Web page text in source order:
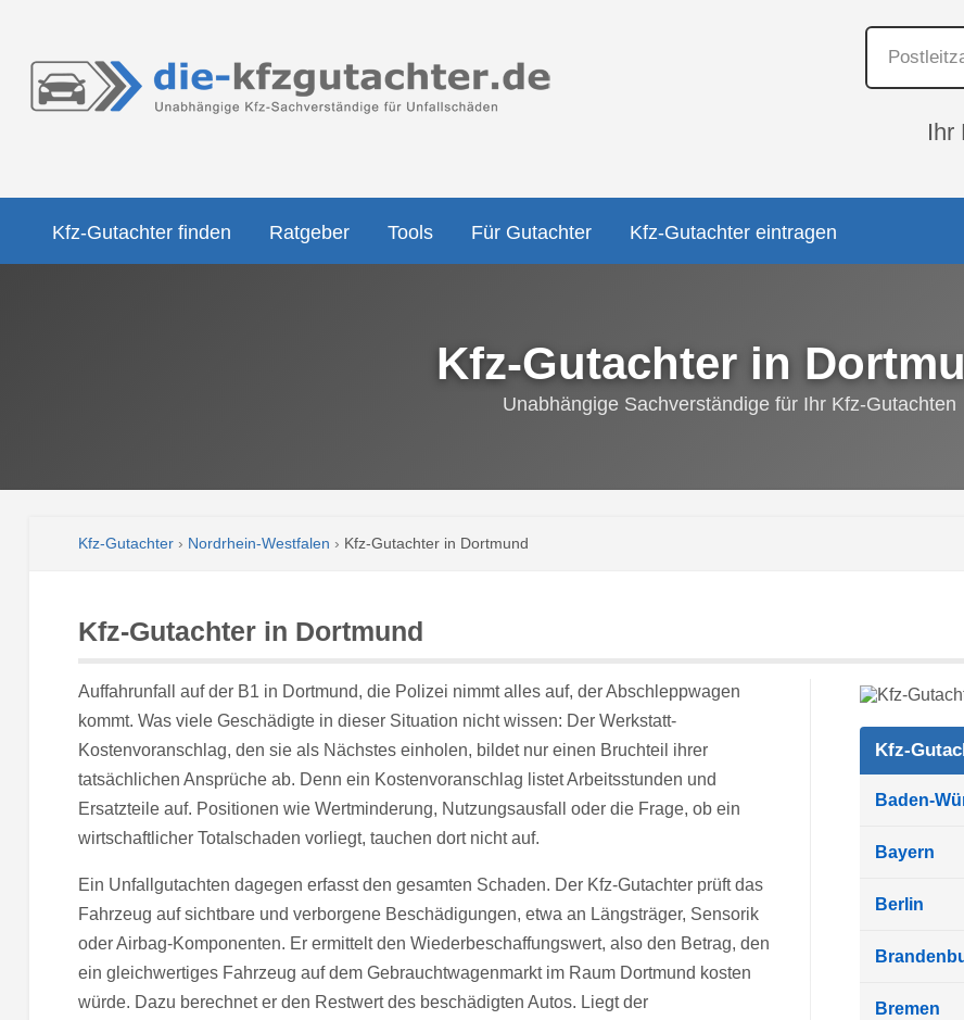
Ihr
Kfz-Gutachter finden Ratgeber Tools Für Gutachter Kfz-Gutachter eintragen
Kfz-Gutachter in
Unabhängige Sachverständige für Ihr Kfz-Gutachten
Kfz-Gutachter› Nordrhein-Westfalen › Kfz-Gutachter in Dortmund
Kfz-Gutachter in Dortmund
Auffahrunfall auf der B1 in Dortmund, die Polizei nimmt alles auf, der Abschleppwagen
kommt. Was viele Geschädigte in dieser Situation nicht wissen: Der Werkstatt-
Kostenvoranschlag, den sie als Nächstes einholen, bildet nur einen Bruchteil ihrer
tatsächlichen Ansprüche ab. Denn ein Kostenvoranschlag listet Arbeitsstunden und
Ersatzteile auf. Positionen wie Wertminderung, Nutzungsausfall oder die Frage, ob ein
wirtschaftlicher Totalschaden vorliegt, tauchen dort nicht auf.
Ein Unfallgutachten dagegen erfasst den gesamten Schaden. Der Kfz-Gutachter prüft das
Fahrzeug auf sichtbare und verborgene Beschädigungen, etwa an Längsträger, Sensorik
oder Airbag-Komponenten. Er ermittelt den Wiederbeschaffungswert, also den Betrag, den
ein gleichwertiges Fahrzeug auf dem Gebrauchtwagenmarkt im Raum Dortmund kosten
würde. Dazu berechnet er den Restwert des beschädigten Autos. Liegt der
Kfz-
Baden-
Bayern
Berlin
Bremen